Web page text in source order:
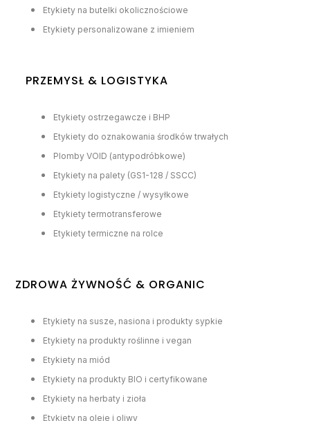
Etykiety na butelki okolicznościowe
Etykiety personalizowane z imieniem
PRZEMYSŁ & LOGISTYKA
Etykiety ostrzegawcze i BHP
Etykiety do oznakowania środków trwałych
Plomby VOID (antypodróbkowe)
Etykiety na palety (GS1-128 / SSCC)
Etykiety logistyczne / wysyłkowe
Etykiety termotransferowe
Etykiety termiczne na rolce
ZDROWA ŻYWNOŚĆ & ORGANIC
Etykiety na susze, nasiona i produkty sypkie
Etykiety na produkty roślinne i vegan
Etykiety na miód
Etykiety na produkty BIO i certyfikowane
Etykiety na herbaty i zioła
Etykiety na oleje i oliwy